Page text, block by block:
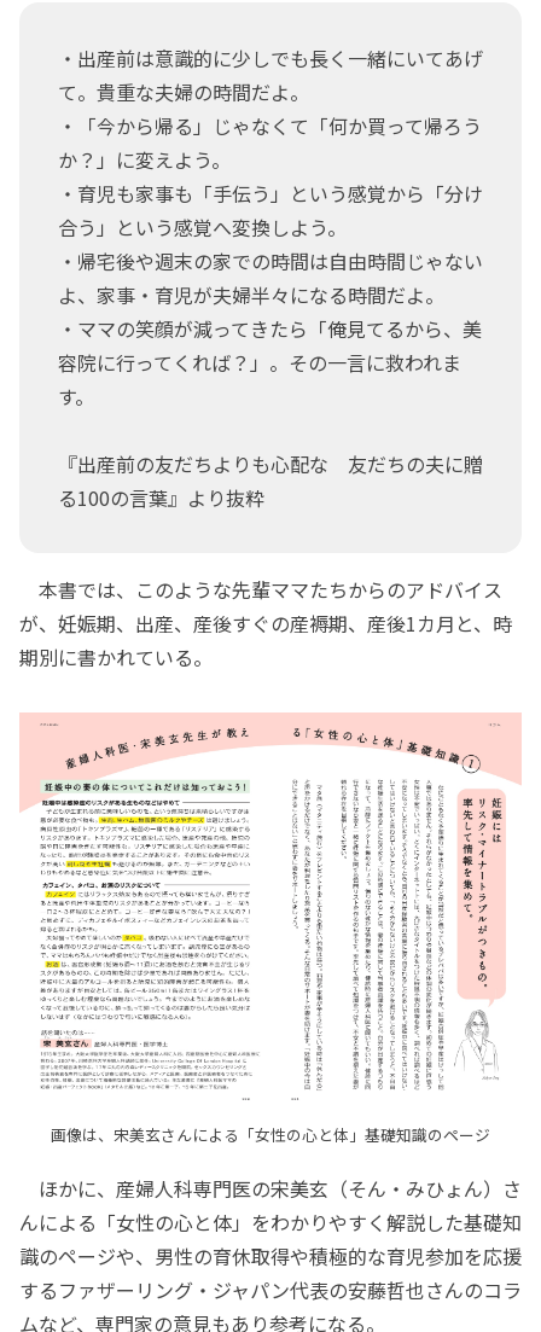
・出産前は意識的に少しでも長く一緒にいてあげ
て。貴重な夫婦の時間だよ。
・「今から帰る」じゃなくて「何か買って帰ろう
か？」に変えよう。
・育児も家事も「手伝う」という感覚から「分け
合う」という感覚へ変換しよう。
・帰宅後や週末の家での時間は自由時間じゃない
よ、家事・育児が夫婦半々になる時間だよ。
・ママの笑顔が減ってきたら「俺見てるから、美
容院に行ってくれば？」。その一言に救われま
す。
『出産前の友だちよりも心配な 友だちの夫に贈
る100の言葉』より抜粋
本書では、このような先輩ママたちからのアドバイス
が、妊娠期、出産、産後すぐの産褥期、産後1カ月と、時
期別に書かれている。
画像は、宋美玄さんによる「女性の心と体」基礎知識のページ
ほかに、産婦人科専門医の宋美玄（そん・みひょん）さ
んによる「女性の心と体」をわかりやすく解説した基礎知
識のページや、男性の育休取得や積極的な育児参加を応援
するファザーリング・ジャパン代表の安藤哲也さんのコラ
ムなど、専門家の意見もあり参考になる。